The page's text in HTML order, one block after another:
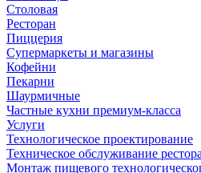
Столовая
Ресторан
Пиццерия
Супермаркеты и магазины
Кофейни
Пекарни
Шаурмичные
Частные кухни премиум-класса
Услуги
Технологическое проектирование
Техническое обслуживание
Монтаж пищевого